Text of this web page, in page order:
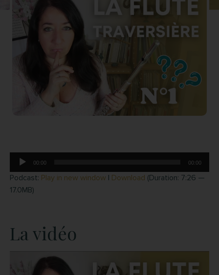
Lecteur
audio
00:00 00:00
Podcast: Play in new window | Download (Duration: 7:26 —
17.0MB)
La vidéo